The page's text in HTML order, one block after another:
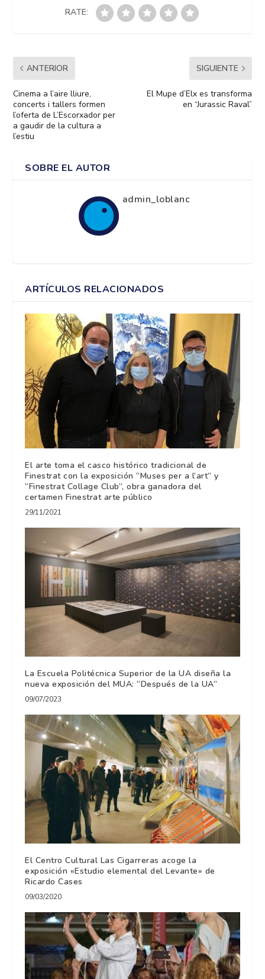
RATE:
ANTERIOR
Cinema a l’aire lliure,
concerts i tallers formen
l’oferta de L’Escorxador per
a gaudir de la cultura a
l’estiu
SIGUIENTE
El Mupe d’Elx es transforma
en “Jurassic Raval”
SOBRE EL AUTOR
admin_loblanc
ARTÍCULOS RELACIONADOS
El arte toma el casco histórico tradicional de
Finestrat con la exposición “Muses per a l’art” y
“Finestrat Collage Club”, obra ganadora del
certamen Finestrat arte público
29/11/2021
La Escuela Politécnica Superior de la UA diseña la
nueva exposición del MUA: “Después de la UA”
09/07/2023
El Centro Cultural Las Cigarreras acoge la
exposición «Estudio elemental del Levante» de
Ricardo Cases
09/03/2020